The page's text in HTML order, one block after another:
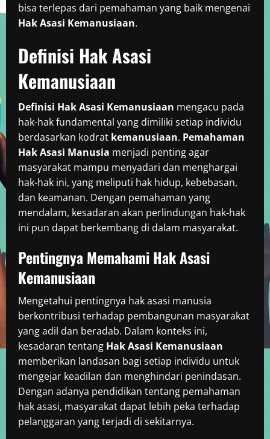
bisa terlepas dari pemahaman yang baik mengenai
Hak Asasi Kemanusiaan.
Definisi Hak Asasi
Kemanusiaan
Definisi Hak Asasi Kemanusiaan mengacu pada
hak-hak fundamental yang dimiliki setiap individu
berdasarkan kodrat kemanusiaan. Pemahaman
Hak Asasi Manusia menjadi penting agar
masyarakat mampu menyadari dan menghargai
hak-hak ini, yang meliputi hak hidup, kebebasan,
dan keamanan. Dengan pemahaman yang
mendalam, kesadaran akan perlindungan hak-hak
ini pun dapat berkembang di dalam masyarakat.
Pentingnya Memahami Hak Asasi
Kemanusiaan
Mengetahui pentingnya hak asasi manusia
berkontribusi terhadap pembangunan masyarakat
yang adil dan beradab. Dalam konteks ini,
kesadaran tentang Hak Asasi Kemanusiaan
memberikan landasan bagi setiap individu untuk
mengejar keadilan dan menghindari penindasan.
Dengan adanya pendidikan tentang pemahaman
hak asasi, masyarakat dapat lebih peka terhadap
pelanggaran yang terjadi di sekitarnya.